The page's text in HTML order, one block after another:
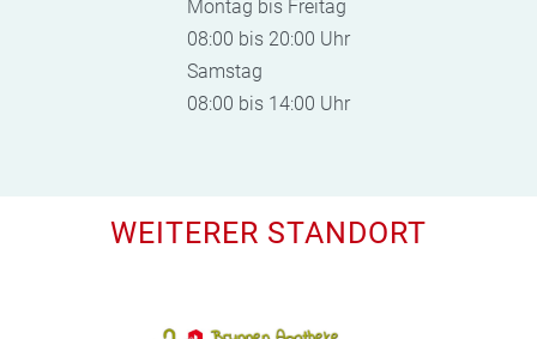
Montag bis Freitag
08:00 bis 20:00 Uhr
Samstag
08:00 bis 14:00 Uhr
WEITERER STANDORT